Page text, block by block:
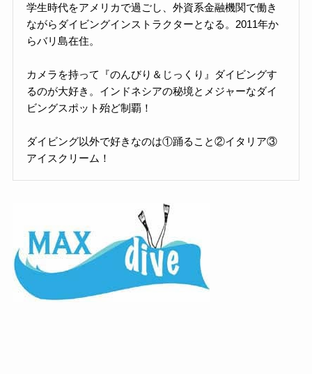
学生時代をアメリカで過ごし、外資系金融機関で働き
ながらダイビングインストラクターとなる。2011年か
らバリ島在住。
カメラを持って『のんびり＆じっくり』ダイビングす
るのが大好き。インドネシアの秘境とメジャーなダイ
ビングスポット殆ど制覇！
ダイビング以外で好きなのは①踊ること②イタリア③
アイスクリーム！